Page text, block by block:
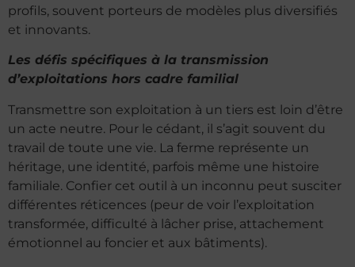
profils, souvent porteurs de modèles plus diversifiés
et innovants.
Les défis spécifiques à la transmission
d’exploitations hors cadre familial
Transmettre son exploitation à un tiers est loin d’être
un acte neutre. Pour le cédant, il s’agit souvent du
travail de toute une vie. La ferme représente un
héritage, une identité, parfois même une histoire
familiale. Confier cet outil à un inconnu peut susciter
différentes réticences (peur de voir l’exploitation
transformée, difficulté à lâcher prise, attachement
émotionnel au foncier et aux bâtiments).